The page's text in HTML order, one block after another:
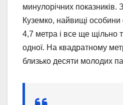
минулорічних
Куземко, найвищі
4,7 метра і все ще щільно
одної. На квадратному
близько десяти молодих